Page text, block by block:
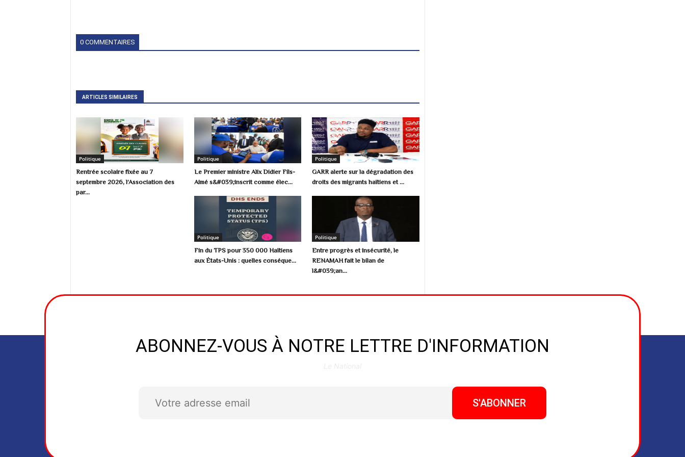
0 COMMENTAIRES
ARTICLES SIMILAIRES
Politique
Rentrée scolaire fixée au 7
septembre 2026, l’Association des
par...
Politique
Le Premier ministre Alix Didier Fils-
Aimé s&#039;inscrit comme élec...
Politique
GARR alerte sur la dégradation des
droits des migrants haïtiens et ...
Politique
Fin du TPS pour 350 000 Haïtiens
aux États-Unis : quelles conséque...
Politique
Entre progrès et insécurité, le
RENAMAH fait le bilan de
l&#039;an...
ABONNEZ-VOUS À NOTRE LETTRE D'INFORMATION